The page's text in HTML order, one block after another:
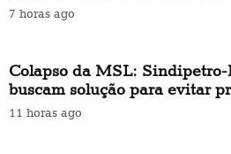
7 horas ago
Colapso da MSL: Sindipetro-
buscam solução para evitar
11 horas ago